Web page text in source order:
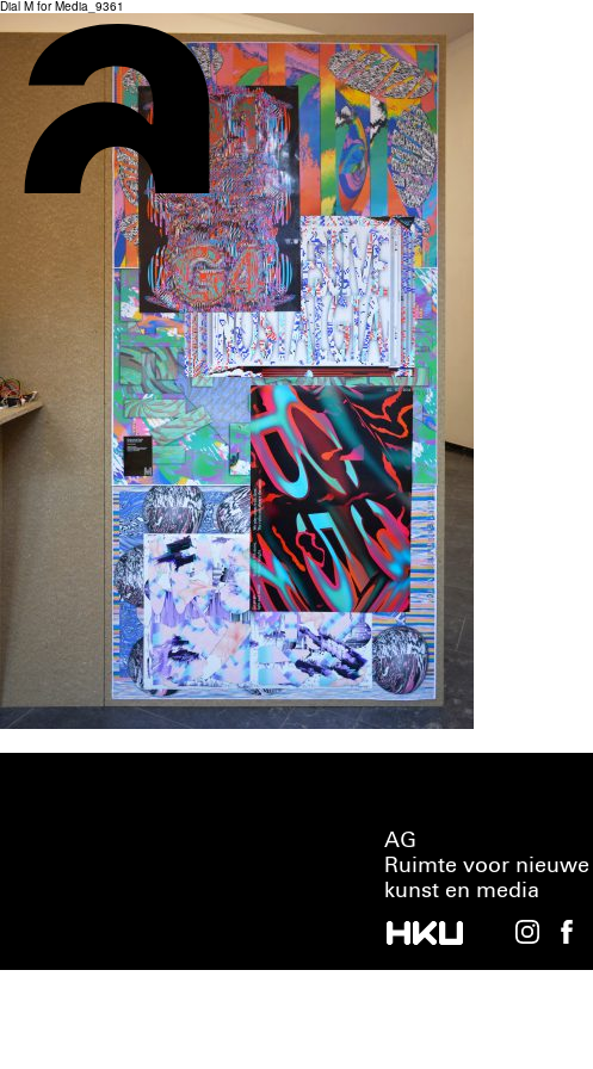
Dial M for Media_9361
AG
Ruimte voor nieuwe
kunst en media